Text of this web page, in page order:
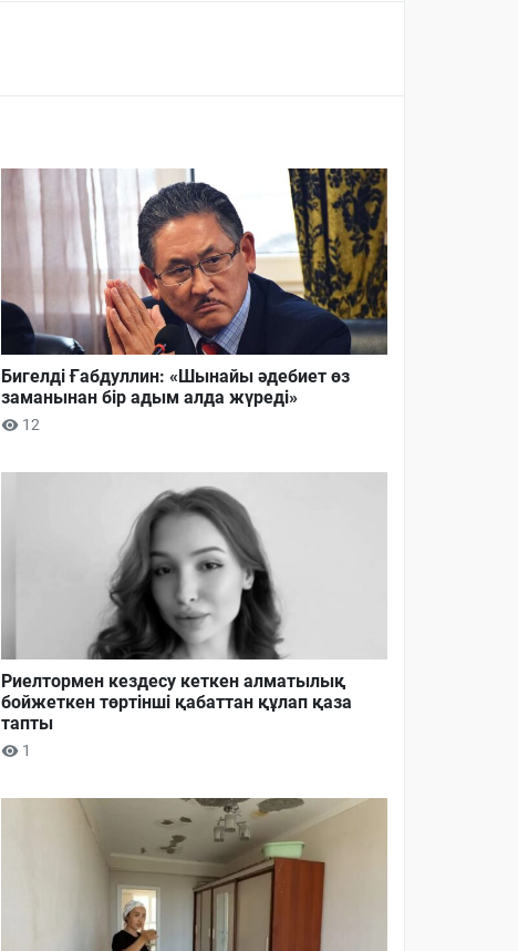
Бигелді Ғабдуллин: «Шынайы әдебиет өз
заманынан бір адым алда жүреді»
12
Риелтормен кездесу кеткен алматылық
бойжеткен төртінші қабаттан құлап қаза
тапты
1